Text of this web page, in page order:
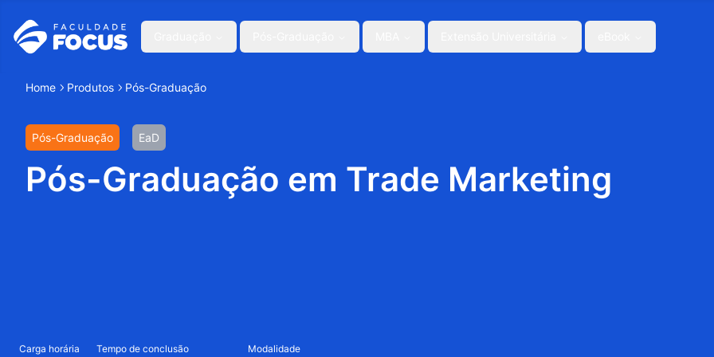
Home Produtos Pós-Graduação
Pós-Graduação EaD
Pós-Graduação em Trade Marketing
Carga horária Tempo de conclusão Modalidade